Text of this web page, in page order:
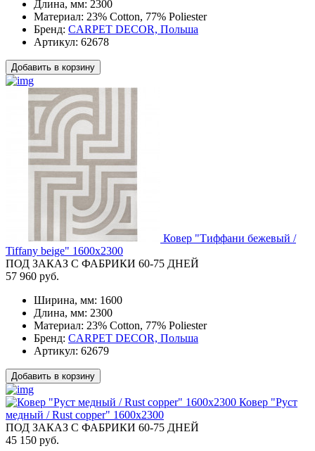
Длина, мм: 2300
Материал: 23% Cotton, 77% Poliester
Бренд: CARPET DECOR, Польша
Артикул: 62678
Добавить в корзину
Ковер "Тиффани бежевый /
Tiffany beige" 1600x2300
ПОД ЗАКАЗ С ФАБРИКИ 60-75 ДНЕЙ
57 960 руб.
Ширина, мм: 1600
Длина, мм: 2300
Материал: 23% Cotton, 77% Poliester
Бренд: CARPET DECOR, Польша
Артикул: 62679
Добавить в корзину
Ковер "Руст
медный / Rust copper" 1600x2300
ПОД ЗАКАЗ С ФАБРИКИ 60-75 ДНЕЙ
45 150 руб.